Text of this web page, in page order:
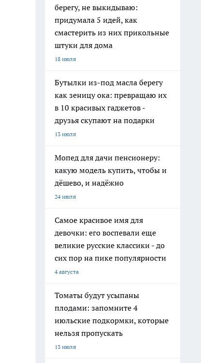
берегу, не выкидываю:
придумала 5 идей, как
смастерить из них прикольные
штуки для дома
18 июля
Бутылки из-под масла берегу
как зеницу ока: превращаю их
в 10 красивых гаджетов -
друзья скупают на подарки
13 июля
Мопед для дачи пенсионеру:
какую модель купить, чтобы и
дёшево, и надёжно
24 июля
Самое красивое имя для
девочки: его воспевали еще
великие русские классики - до
сих пор на пике популярности
4 августа
Томаты будут усыпаны
плодами: запомните 4
июльские подкормки, которые
нельзя пропускать
13 июля